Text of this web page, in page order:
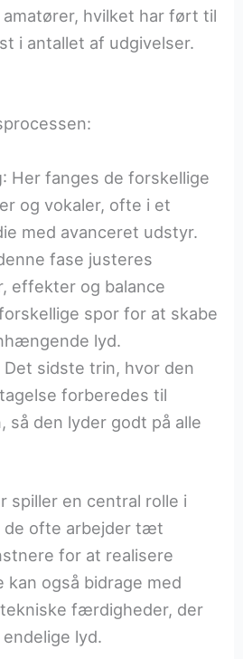
hvilket har ført til
i antallet af udgivelser.
: Her fanges de forskellige
og vokaler, ofte i et
med avanceret udstyr.
fase justeres
effekter og balance
spor for at skabe
lyd.
Det sidste trin, hvor den
forberedes til
så den lyder godt på alle
spiller en central rolle i
de ofte arbejder tæt
for at realisere
kan også bidrage med
færdigheder, der
lyd.